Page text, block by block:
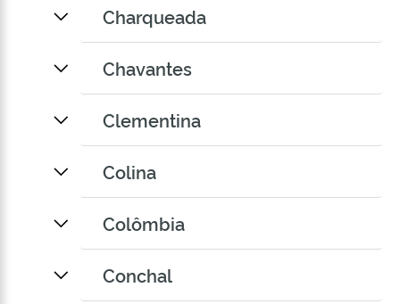
Charqueada
Chavantes
Clementina
Colina
Colômbia
Conchal